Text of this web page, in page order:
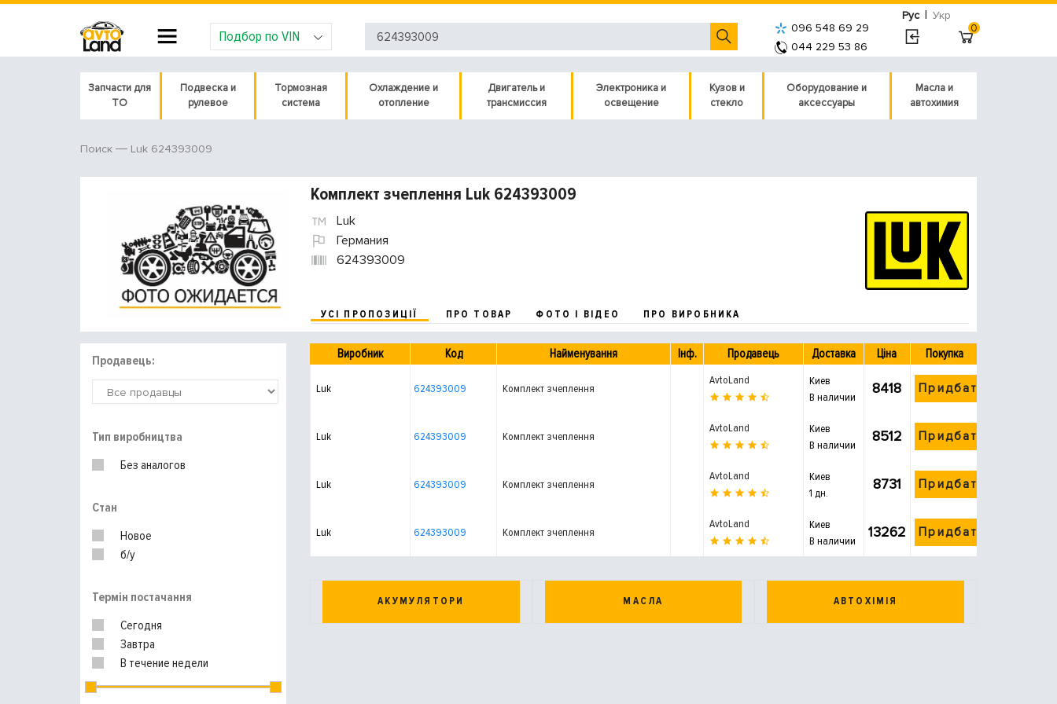
Рус | Укр
Подбор по VIN
096 548 69 29
044 229 53 86
0
Запчасти для
ТО
Подвеска и
рулевое
Тормозная
система
Охлаждение и
отопление
Двигатель и
трансмиссия
Электроника и
освещение
Кузов и
стекло
Оборудование и
аксессуары
Масла и
автохимия
Поиск Luk 624393009
Комплект зчеплення Luk 624393009
Luk
Германия
624393009
УСІ ПРОПОЗИЦІЇ ПРО ТОВАР ФОТО І ВІДЕО ПРО ВИРОБНИКА
Продавець:
Тип виробництва
Без аналогов
Стан
Новое
б/у
Термін постачання
Сегодня
Завтра
В течение недели
Виробник Код Найменування Інф. Продавець Доставка Ціна Покупка
Luk 624393009 Комплект зчеплення
AvtoLand
Киев
В наличии
8418 Придбати
Luk 624393009 Комплект зчеплення
AvtoLand
Киев
В наличии
8512 Придбати
Luk 624393009 Комплект зчеплення
AvtoLand
Киев
1 дн.
8731 Придбати
Luk 624393009 Комплект зчеплення
AvtoLand
Киев
В наличии
13262 Придбати
АКУМУЛЯТОРИ МАСЛА АВТОХІМІЯ